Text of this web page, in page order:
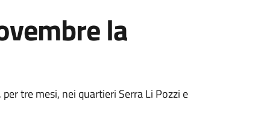
la
tre mesi, nei quartieri Serra Li Pozzi e